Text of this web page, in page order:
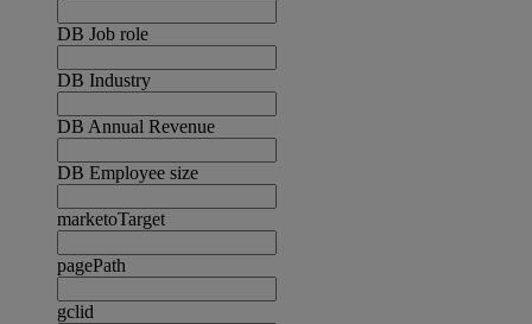
DB Job role
DB Industry
DB Annual Revenue
DB Employee size
marketoTarget
pagePath
gclid